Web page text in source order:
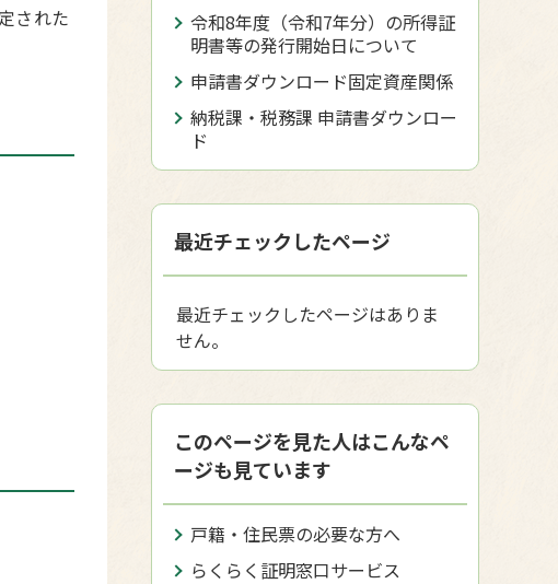
された
令和8年度（令和7年分）の所得証
明書等の発行開始日について
申請書ダウンロード固定資産関係
納税課・税務課 申請書ダウンロー
ド
最近チェックしたページ
最近チェックしたページはありま
せん。
このページを見た人はこんなペ
ージも見ています
戸籍・住民票の必要な方へ
らくらく証明窓口サービス